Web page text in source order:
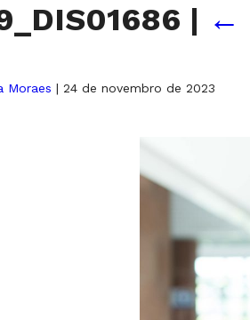
| ←
Moraes | 24 de novembro de 2023